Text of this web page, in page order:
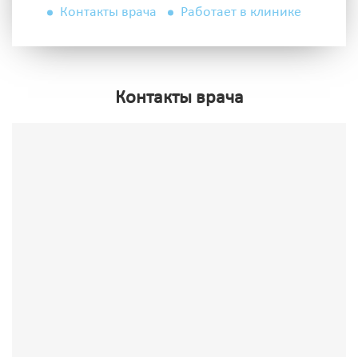
Контакты врача Работает в клинике
Контакты врача